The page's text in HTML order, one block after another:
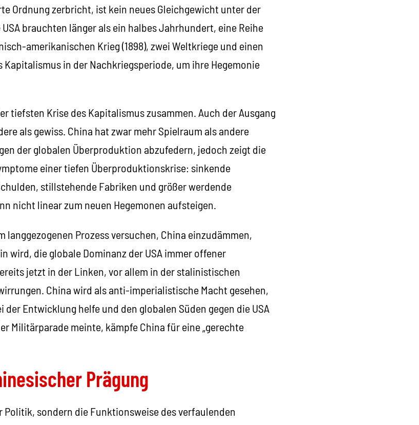
Ordnung zerbricht, ist kein neues Gleichgewicht unter der
brauchten länger als ein halbes Jahrhundert, eine Reihe
amerikanischen Krieg (1898), zwei Weltkriege und einen
in der Nachkriegsperiode, um ihre Hegemonie
tiefsten Krise des Kapitalismus zusammen. Auch der Ausgang
als gewiss. China hat zwar mehr Spielraum als andere
der globalen Überproduktion abzufedern, jedoch zeigt die
einer tiefen Überproduktionskrise: sinkende
stillstehende Fabriken und größer werdende
nicht linear zum neuen Hegemonen aufsteigen.
langgezogenen Prozess versuchen, China einzudämmen,
wird, die globale Dominanz der USA immer offener
jetzt in der Linken, vor allem in der stalinistischen
China wird als anti-imperialistische Macht gesehen,
Entwicklung helfe und den globalen Süden gegen die USA
Militärparade meinte, kämpfe China für eine „gerechte
Prägung
Politik, sondern die Funktionsweise des verfaulenden